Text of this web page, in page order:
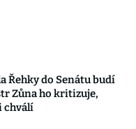
Řehky do Senátu budí
Zůna ho kritizuje,
chválí